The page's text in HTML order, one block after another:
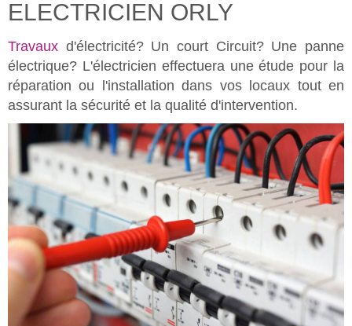
ELECTRICIEN ORLY
Travaux d'électricité? Un court Circuit? Une panne
électrique? L'électricien effectuera une étude pour la
réparation ou l'installation dans vos locaux tout en
assurant la sécurité et la qualité d'intervention.